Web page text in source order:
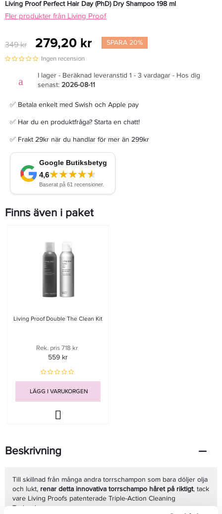
Living Proof Perfect Hair Day (PhD) Dry Shampoo 198 ml
Fler produkter från Living Proof
349 kr 279,20 kr SPARA 20%
Ingen recension
I lager - Beräknad leveranstid 1 - 3 vardagar - Hos dig
senast: 2026-08-11
✅ Betala enkelt med Swish och Apple pay
✅ Har du en produktfråga? Starta en chatt!
✅ Frakt 29kr när du handlar för mer än 299kr
Finns även i paket
Living Proof Double The Clean Kit
Rek. pris 718 kr
559 kr
LÄGG I VARUKORGEN
Beskrivning
Till skillnad från många andra torrschampon som bara döljer olja
och lukt, renar detta innovativa torrschampo håret på riktigt, tack
vare Living Proofs patenterade Triple-Action Cleaning
Technology.